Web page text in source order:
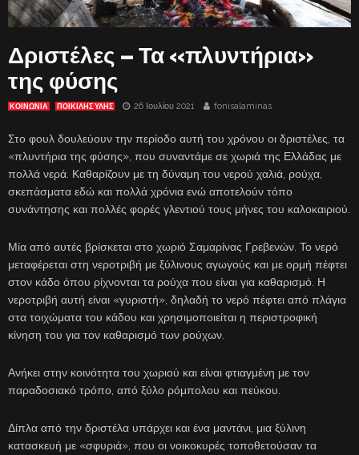
Δριστέλες – Τα «πλυντήρια»
της φύσης
ΚΟΙΝΩΝΙΑ ΠΟΙΚΙΛΗΣ ΥΛΗΣ 26 Ιουλίου 2021 fonisalaminas
Στο φουλ δουλεύουν την περίοδο αυτή του χρόνου οι δριστέλες, τα
«πλυντήρια της φύσης», που συναντάμε σε χωριά της Ελλάδας με
πολλά νερά. Καθαρίζουν με τη δύναμη του νερού χαλιά, ρούχα,
σκεπάσματα εδώ και πολλά χρόνια ενώ αποτελούν τόπο
συνάντησης και πολλές φορές γλεντιού τους μήνες του καλοκαιριού.
Μία από αυτές βρίσκεται στο χωριό Σαμαρίνας Γρεβενών. Το νερό
μεταφέρεται στη νεροτριβή με ξύλινους αγωγούς και με ορμή πέφτει
στον κάδο όπου ρίχνονται τα ρούχα που είναι για καθαρισμό. Η
νεροτριβή αυτή είναι «γυριστή», δηλαδή το νερό πέφτει από πλάγια
στα τοιχώματα του κάδου και χρησιμοποιείται η περιστροφική
κίνηση του για τον καθαρισμό των ρούχων.
Ανήκει στην κοινότητα του χωριού και είναι φτιαγμένη με τον
παραδοσιακό τρόπο, από ξύλο ρόμπολου και πεύκου.
Δίπλα από την δριστέλα υπάρχει και ένα μαντάνι, μια ξύλινη
κατασκευή με «σφυριά», που οι νοικοκυρές τοποθετούσαν τα